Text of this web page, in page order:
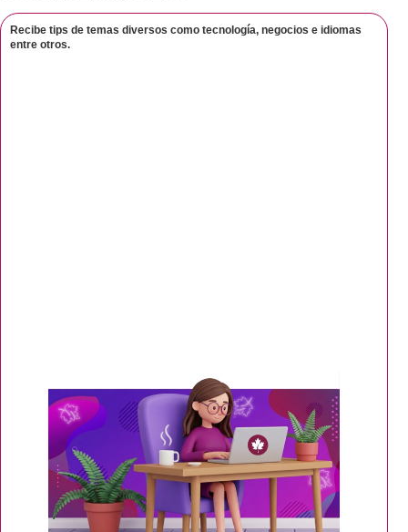
Recibe tips de temas diversos como tecnología, negocios e idiomas
entre otros.